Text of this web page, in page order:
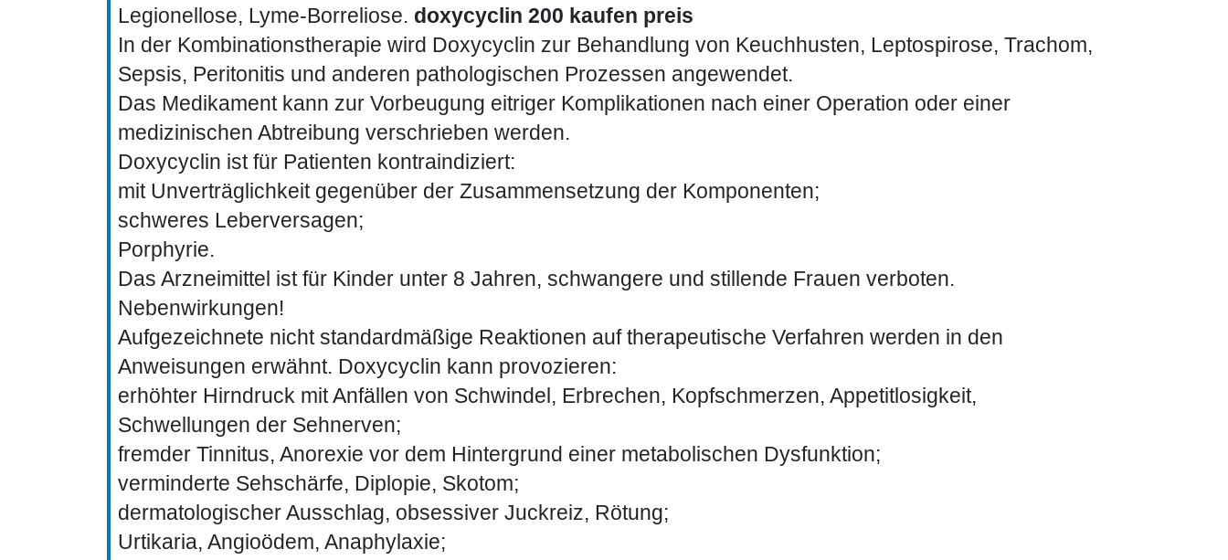
Legionellose, Lyme-Borreliose. doxycyclin 200 kaufen preis
In der Kombinationstherapie wird Doxycyclin zur Behandlung von Keuchhusten, Leptospirose, Trachom,
Sepsis, Peritonitis und anderen pathologischen Prozessen angewendet.
Das Medikament kann zur Vorbeugung eitriger Komplikationen nach einer Operation oder einer
medizinischen Abtreibung verschrieben werden.
Doxycyclin ist für Patienten kontraindiziert:
mit Unverträglichkeit gegenüber der Zusammensetzung der Komponenten;
schweres Leberversagen;
Porphyrie.
Das Arzneimittel ist für Kinder unter 8 Jahren, schwangere und stillende Frauen verboten.
Nebenwirkungen!
Aufgezeichnete nicht standardmäßige Reaktionen auf therapeutische Verfahren werden in den
Anweisungen erwähnt. Doxycyclin kann provozieren:
erhöhter Hirndruck mit Anfällen von Schwindel, Erbrechen, Kopfschmerzen, Appetitlosigkeit,
Schwellungen der Sehnerven;
fremder Tinnitus, Anorexie vor dem Hintergrund einer metabolischen Dysfunktion;
verminderte Sehschärfe, Diplopie, Skotom;
dermatologischer Ausschlag, obsessiver Juckreiz, Rötung;
Urtikaria, Angioödem, Anaphylaxie;